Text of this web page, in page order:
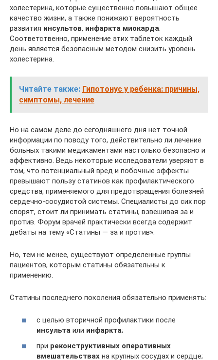
холестерина, которые существенно повышают общее
качество жизни, а также понижают вероятность
развития инсультов, инфаркта миокарда
Соответственно, применение этих таблеток каждый
день является безопасным методом снизить уровень
холестерина.
Читайте также: Гипотонус у ребенка: причины,
симптомы, лечение
Но на самом деле до сегодняшнего дня нет точной
информации по поводу того, действительно ли лечение
больных такими медикаментами настолько безопасно и
эффективно. Ведь некоторые исследователи уверяют в
том, что потенциальный вред и побочные эффекты
превышают пользу статинов как профилактического
средства, применяемого для предотвращения болезней
сердечно-сосудистой системы. Специалисты до сих пор
спорят, стоит ли принимать статины, взвешивая за и
против. Форум врачей практически всегда содержит
дебаты на тему «Статины — за и против».
Но, тем не менее, существуют определенные группы
пациентов, которым статины обязательны к
применению.
Статины последнего поколения обязательно применять:
с целью вторичной профилактики после
инсульта или инфаркта;
при реконструктивных оперативных
вмешательствах на крупных сосудах и сердце;